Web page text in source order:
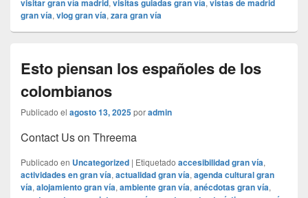
visitar gran vía madrid, visitas guiadas gran vía, vistas de madrid
gran vía, vlog gran vía, zara gran vía
Esto piensan los españoles de los
colombianos
Publicado el agosto 13, 2025poradmin
Contact Us on Threema
Publicado en Uncategorized | Etiquetado accesibilidad gran vía,
actividades en gran vía, actualidad gran vía, agenda cultural gran
vía, alojamiento gran vía, ambiente gran vía, anécdotas gran vía,